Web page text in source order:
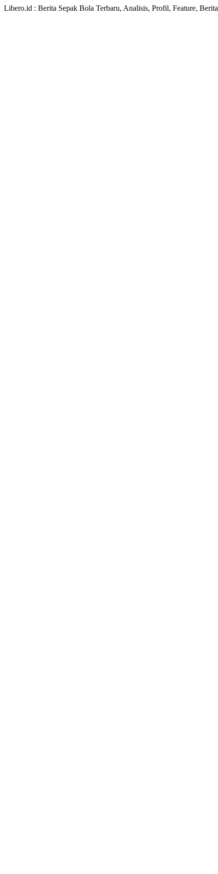
Libero.id : Berita Sepak Bola Terbaru, Analisis, Profil, Feature,